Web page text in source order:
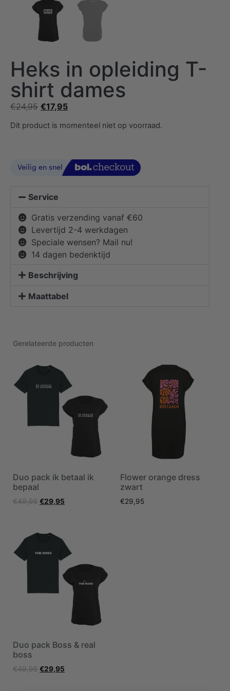
Heks in opleiding T-
shirt dames
€24,95 €17,95
Dit product is momenteel niet op voorraad.
Service
Gratis verzending vanaf €60
Levertijd 2-4 werkdagen
Speciale wensen? Mail nu!
14 dagen bedenktijd
Beschrijving
Maattabel
Gerelateerde producten
Duo pack ik betaal ik
bepaal
€49,95 €29,95
Flower orange dress
zwart
€29,95
Duo pack Boss & real
boss
€49,95 €29,95